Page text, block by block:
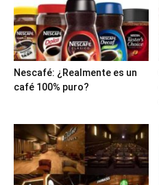
Nescafé: ¿Realmente es un
café 100% puro?